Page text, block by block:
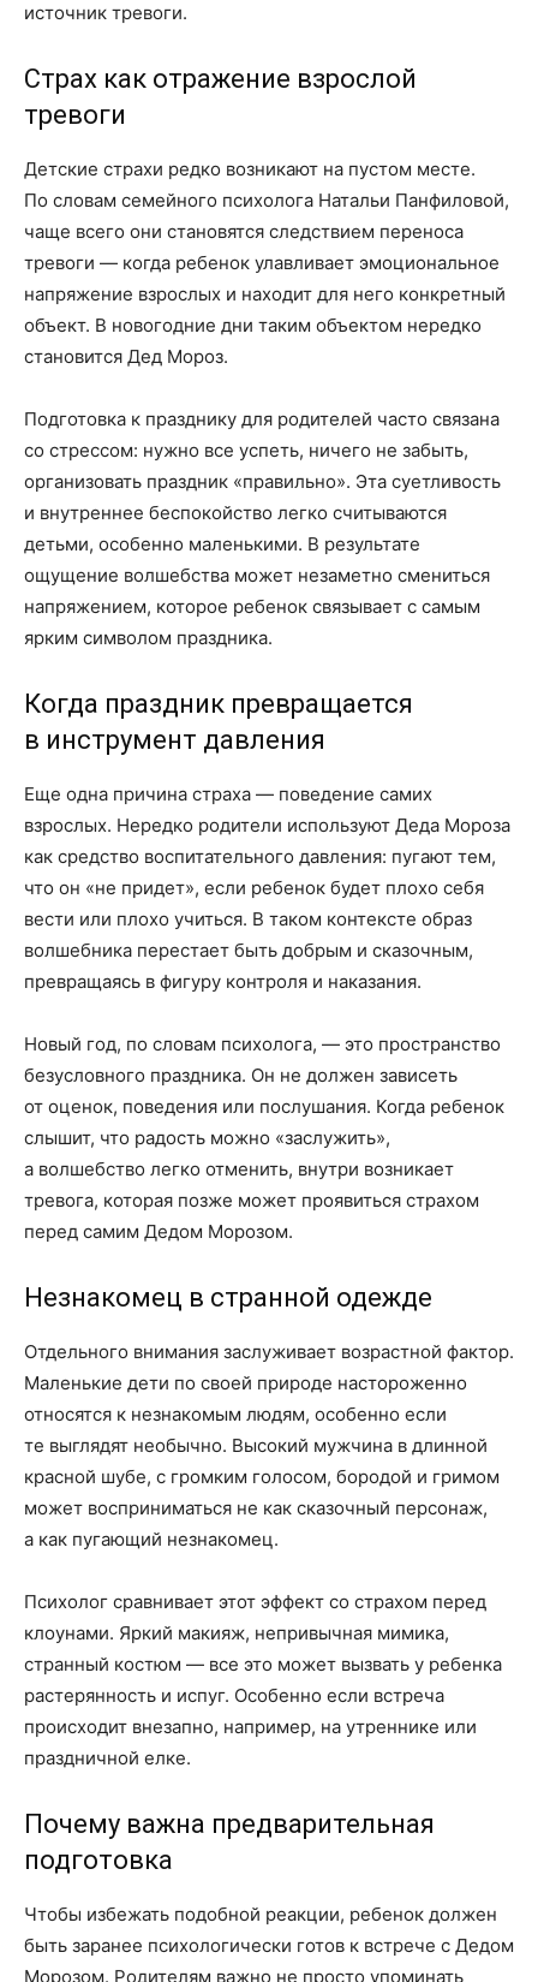
источник тревоги.
Страх как отражение взрослой
тревоги
Детские страхи редко возникают на пустом месте.
По словам семейного психолога Натальи Панфиловой,
чаще всего они становятся следствием переноса
тревоги — когда ребенок улавливает эмоциональное
напряжение взрослых и находит для него конкретный
объект. В новогодние дни таким объектом нередко
становится Дед Мороз.
Подготовка к празднику для родителей часто связана
со стрессом: нужно все успеть, ничего не забыть,
организовать праздник «правильно». Эта суетливость
и внутреннее беспокойство легко считываются
детьми, особенно маленькими. В результате
ощущение волшебства может незаметно смениться
напряжением, которое ребенок связывает с самым
ярким символом праздника.
Когда праздник превращается
в инструмент давления
Еще одна причина страха — поведение самих
взрослых. Нередко родители используют Деда Мороза
как средство воспитательного давления: пугают тем,
что он «не придет», если ребенок будет плохо себя
вести или плохо учиться. В таком контексте образ
волшебника перестает быть добрым и сказочным,
превращаясь в фигуру контроля и наказания.
Новый год, по словам психолога, — это пространство
безусловного праздника. Он не должен зависеть
от оценок, поведения или послушания. Когда ребенок
слышит, что радость можно «заслужить»,
а волшебство легко отменить, внутри возникает
тревога, которая позже может проявиться страхом
перед самим Дедом Морозом.
Незнакомец в странной одежде
Отдельного внимания заслуживает возрастной фактор.
Маленькие дети по своей природе настороженно
относятся к незнакомым людям, особенно если
те выглядят необычно. Высокий мужчина в длинной
красной шубе, с громким голосом, бородой и гримом
может восприниматься не как сказочный персонаж,
а как пугающий незнакомец.
Психолог сравнивает этот эффект со страхом перед
клоунами. Яркий макияж, непривычная мимика,
странный костюм — все это может вызвать у ребенка
растерянность и испуг. Особенно если встреча
происходит внезапно, например, на утреннике или
праздничной елке.
Почему важна предварительная
подготовка
Чтобы избежать подобной реакции, ребенок должен
быть заранее психологически готов к встрече с Дедом
Морозом. Родителям важно не просто упоминать